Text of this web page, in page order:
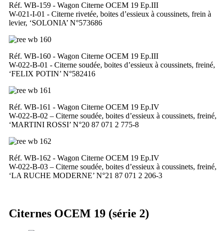
Réf. WB-159 - Wagon Citerne OCEM 19 Ep.III
W-021-I-01 - Citerne rivetée, boites d’essieux à coussinets, frein à
levier, ‘SOLONIA’ N°573686
Réf. WB-160 - Wagon Citerne OCEM 19 Ep.III
W-022-B-01 - Citerne soudée, boites d’essieux à coussinets, freiné,
‘FELIX POTIN’ N°582416
Réf. WB-161 - Wagon Citerne OCEM 19 Ep.IV
W-022-B-02 – Citerne soudée, boites d’essieux à coussinets, freiné,
‘MARTINI ROSSI’ N°20 87 071 2 775-8
Réf. WB-162 - Wagon Citerne OCEM 19 Ep.IV
W-022-B-03 – Citerne soudée, boites d’essieux à coussinets, freiné,
‘LA RUCHE MODERNE’ N°21 87 071 2 206-3
Citernes OCEM 19 (série 2)